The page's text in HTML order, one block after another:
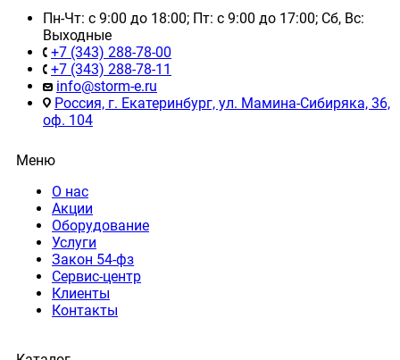
Пн-Чт: с 9:00 до 18:00; Пт: с 9:00 до 17:00; Сб, Вс:
Выходные
+7 (343) 288-78-00
+7 (343) 288-78-11
info@storm-e.ru
Россия, г. Екатеринбург, ул. Мамина-Сибиряка, 36,
оф. 104
Меню
О нас
Акции
Оборудование
Услуги
Закон 54-фз
Сервис-центр
Клиенты
Контакты